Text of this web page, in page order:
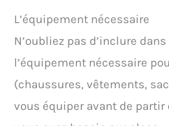
L’équipement nécessaire
N’oubliez pas d’inclure
l’équipement nécessaire
(chaussures, vêtements,
vous équiper avant de